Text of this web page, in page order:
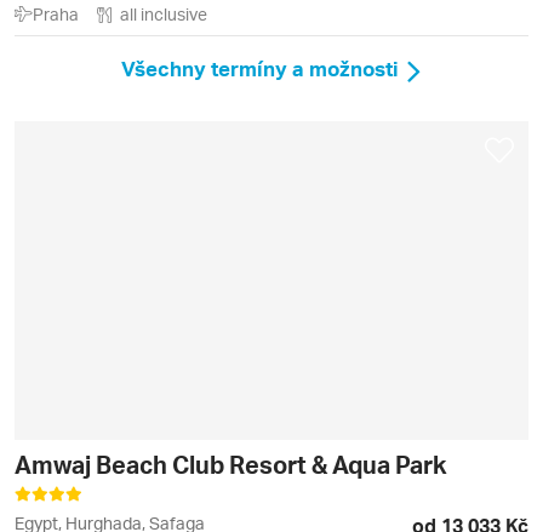
Praha all inclusive
Všechny termíny a možnosti
Amwaj Beach Club Resort & Aqua Park
Egypt, Hurghada, Safaga od 13 033 Kč